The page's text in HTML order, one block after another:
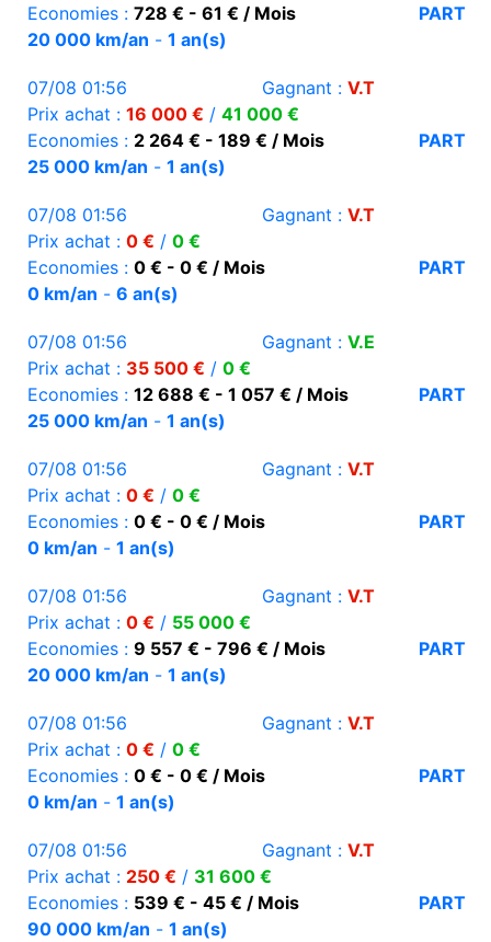
Economies : 728 € - 61 € / Mois
PART
20 000 km/an - 1 an(s)
07/08 01:56 Gagnant : V.T
Prix achat : 16 000 € / 41 000 €
Economies : 2 264 € - 189 € / Mois
PART
25 000 km/an - 1 an(s)
07/08 01:56 Gagnant : V.T
Prix achat : 0 € / 0 €
Economies : 0 € - 0 € / Mois
PART
0 km/an - 6 an(s)
07/08 01:56 Gagnant : V.E
Prix achat : 35 500 € / 0 €
Economies : 12 688 € - 1 057 € / Mois
PART
25 000 km/an - 1 an(s)
07/08 01:56 Gagnant : V.T
Prix achat : 0 € / 0 €
Economies : 0 € - 0 € / Mois
PART
0 km/an - 1 an(s)
07/08 01:56 Gagnant : V.T
Prix achat : 0 € / 55 000 €
Economies : 9 557 € - 796 € / Mois
PART
20 000 km/an - 1 an(s)
07/08 01:56 Gagnant : V.T
Prix achat : 0 € / 0 €
Economies : 0 € - 0 € / Mois
PART
0 km/an - 1 an(s)
07/08 01:56 Gagnant : V.T
Prix achat : 250 € / 31 600 €
Economies : 539 € - 45 € / Mois
PART
90 000 km/an - 1 an(s)